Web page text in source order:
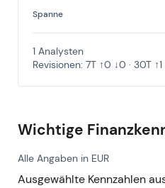
Spanne
1 Analysten
Revisionen: 7T ↑0 ↓0 · 30T
Wichtige
Alle Angaben in EUR
Ausgewählte Kennzahlen